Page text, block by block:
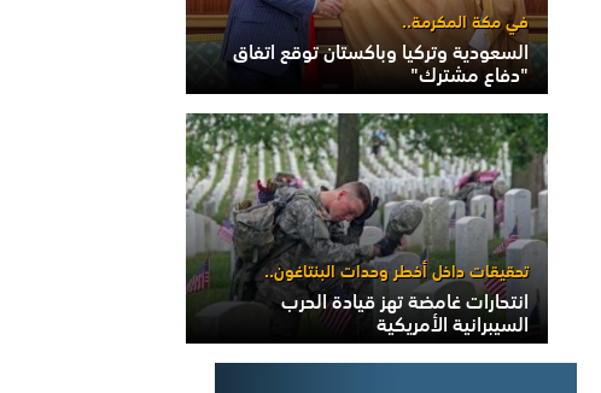
في مكة المكرمة..
السعودية وتركيا وباكستان توقع اتفاق
"دفاع مشترك"
تحقيقات داخل أخطر وحدات البنتاغون..
انتحارات غامضة تهز قيادة الحرب
السيبرانية الأمريكية